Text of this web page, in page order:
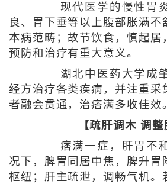
现代医学的慢性胃
良、胃下垂等以上腹部胀满不
本病范畴；故节饮食，慎起居
预防和治疗有重大意义。
湖北中医药大学成
经方治疗各类疾病，并注重采
者融会贯通，治痞满多收佳效
【疏肝调木 调整
痞满一症，肝胃不
况下，脾胃同居中焦，脾升胃
枢纽；肝主疏泄，调畅气机。